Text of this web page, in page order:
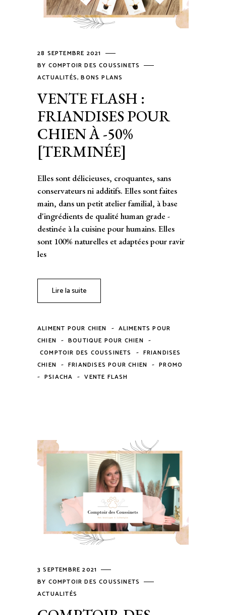
28 SEPTEMBRE 2021
BY COMPTOIR DES COUSSINETS
ACTUALITÉS,BONS PLANS
VENTE FLASH :
FRIANDISES POUR
CHIEN À -50%
[TERMINÉE]
Elles sont délicieuses, croquantes, sans
conservateurs ni additifs. Elles sont faites
main, dans un petit atelier familial, à base
d'ingrédients de qualité human grade -
destinée à la cuisine pour humains. Elles
sont 100% naturelles et adaptées pour ravir
les
Lire la suite
ALIMENT POUR CHIEN - ALIMENTS POUR
CHIEN - BOUTIQUE POUR CHIEN -
COMPTOIR DES COUSSINETS - FRIANDISES
CHIEN - FRIANDISES POUR CHIEN - PROMO
- PSIACHA - VENTE FLASH
3 SEPTEMBRE 2021
BY COMPTOIR DES COUSSINETS
ACTUALITÉS